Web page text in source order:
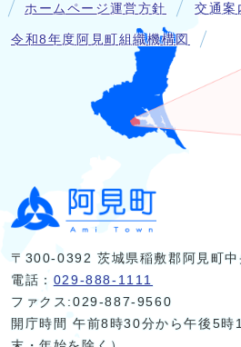
ホームページ運営方針 交通案
令和8年度阿見町組織機構図
〒300-0392 茨城県稲敷郡阿見町
電話： 029-888-1111
ファクス:029-887-9560
開庁時間 午前8時30分から午後5時